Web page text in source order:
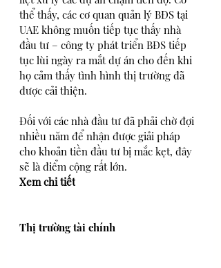
thể thấy, các cơ quan quản lý BĐS tại
UAE không muốn tiếp tục thấy nhà
đầu tư – công ty phát triển BĐS tiếp
tục lùi ngày ra mắt dự án cho đến khi
họ cảm thấy tình hình thị trường đã
được cải thiện.
Đối với các nhà đầu tư đã phải chờ đợi
nhiều năm để nhận được giải pháp
cho khoản tiền đầu tư bị mắc kẹt, đây
sẽ là điểm cộng rất lớn.
Xem chi tiết
Thị trường tài chính